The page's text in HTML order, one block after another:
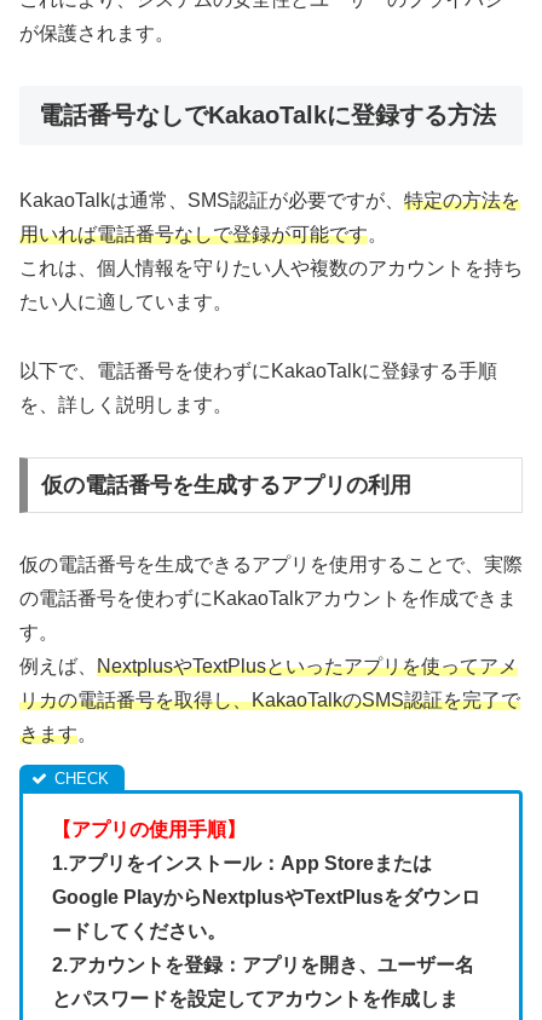
が保護されます。
電話番号なしでKakaoTalkに登録する方法
KakaoTalkは通常、SMS認証が必要ですが、 特定の方法を
用いれば電話番号なしで登録が可能です。
これは、個人情報を守りたい人や複数のアカウントを持ち
たい人に適しています。
以下で、電話番号を使わずにKakaoTalkに登録する手順
を、詳しく説明します。
仮の電話番号を生成するアプリの利用
仮の電話番号を生成できるアプリを使用することで、実際
の電話番号を使わずにKakaoTalkアカウントを作成できま
す。
例えば、 NextplusやTextPlusといったアプリを使ってアメ
リカの電話番号を取得し、KakaoTalkのSMS認証を完了で
きます。
【アプリの使用手順】
1.アプリをインストール：App Storeまたは
Google PlayからNextplusやTextPlusをダウンロ
ードしてください。
2.アカウントを登録：アプリを開き、ユーザー名
とパスワードを設定してアカウントを作成しま